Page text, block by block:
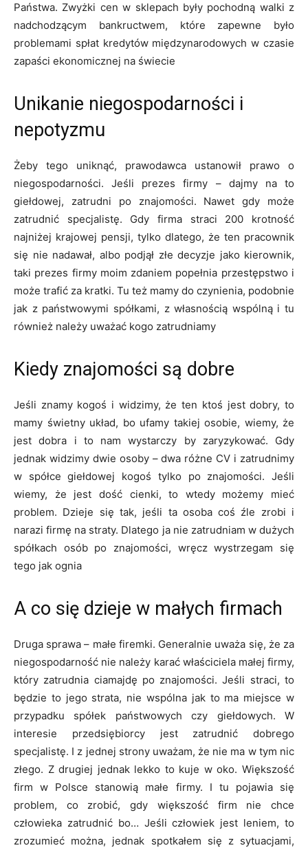
Państwa. Zwyżki cen w sklepach były pochodną walki z
nadchodzącym bankructwem, które zapewne było
problemami spłat kredytów międzynarodowych w czasie
zapaści ekonomicznej na świecie
Unikanie niegospodarności i
nepotyzmu
Żeby tego uniknąć, prawodawca ustanowił prawo o
niegospodarności. Jeśli prezes firmy – dajmy na to
giełdowej, zatrudni po znajomości. Nawet gdy może
zatrudnić specjalistę. Gdy firma straci 200 krotność
najniżej krajowej pensji, tylko dlatego, że ten pracownik
się nie nadawał, albo podjął złe decyzje jako kierownik,
taki prezes firmy moim zdaniem popełnia przestępstwo i
może trafić za kratki. Tu też mamy do czynienia, podobnie
jak z państwowymi spółkami, z własnością wspólną i tu
również należy uważać kogo zatrudniamy
Kiedy znajomości są dobre
Jeśli znamy kogoś i widzimy, że ten ktoś jest dobry, to
mamy świetny układ, bo ufamy takiej osobie, wiemy, że
jest dobra i to nam wystarczy by zaryzykować. Gdy
jednak widzimy dwie osoby – dwa różne CV i zatrudnimy
w spółce giełdowej kogoś tylko po znajomości. Jeśli
wiemy, że jest dość cienki, to wtedy możemy mieć
problem. Dzieje się tak, jeśli ta osoba coś źle zrobi i
narazi firmę na straty. Dlatego ja nie zatrudniam w dużych
spółkach osób po znajomości, wręcz wystrzegam się
tego jak ognia
A co się dzieje w małych firmach
Druga sprawa – małe firemki. Generalnie uważa się, że za
niegospodarność nie należy karać właściciela małej firmy,
który zatrudnia ciamajdę po znajomości. Jeśli straci, to
będzie to jego strata, nie wspólna jak to ma miejsce w
przypadku spółek państwowych czy giełdowych. W
interesie przedsiębiorcy jest zatrudnić dobrego
specjalistę. I z jednej strony uważam, że nie ma w tym nic
złego. Z drugiej jednak lekko to kuje w oko. Większość
firm w Polsce stanowią małe firmy. I tu pojawia się
problem, co zrobić, gdy większość firm nie chce
człowieka zatrudnić bo… Jeśli człowiek jest leniem, to
zrozumieć można, jednak spotkałem się z sytuacjami,